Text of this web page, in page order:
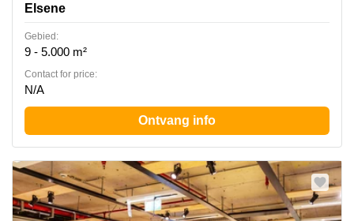
Elsene
Gebied:
9 - 5.000 m²
Contact for price:
N/A
Ontvang info